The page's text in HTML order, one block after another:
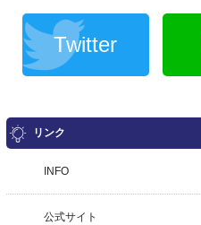
Twitter
リンク
INFO
公式サイト